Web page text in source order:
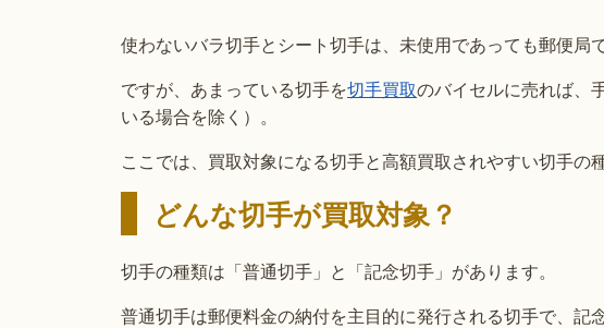
使わないバラ切手とシート切手は、未使用であっても郵便局
ですが、あまっている切手を切手買取のバイセルに売れば、
いる場合を除く）。
ここでは、買取対象になる切手と高額買取されやすい切手の
どんな切手が買取対象？
切手の種類は「普通切手」と「記念切手」があります。
普通切手は郵便料金の納付を主目的に発行される切手で、